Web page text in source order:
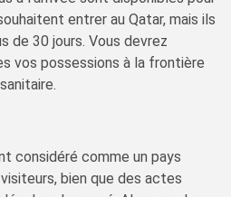
entrer au Qatar, mais ils
de 30 jours. Vous devrez
vos possessions à la frontière
considéré comme un pays
bien que des actes